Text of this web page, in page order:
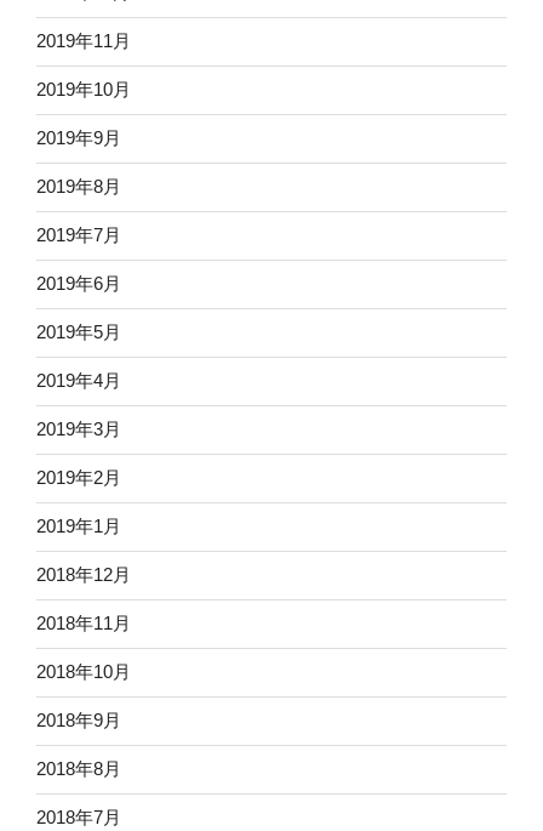
2019年11月
2019年10月
2019年9月
2019年8月
2019年7月
2019年6月
2019年5月
2019年4月
2019年3月
2019年2月
2019年1月
2018年12月
2018年11月
2018年10月
2018年9月
2018年8月
2018年7月